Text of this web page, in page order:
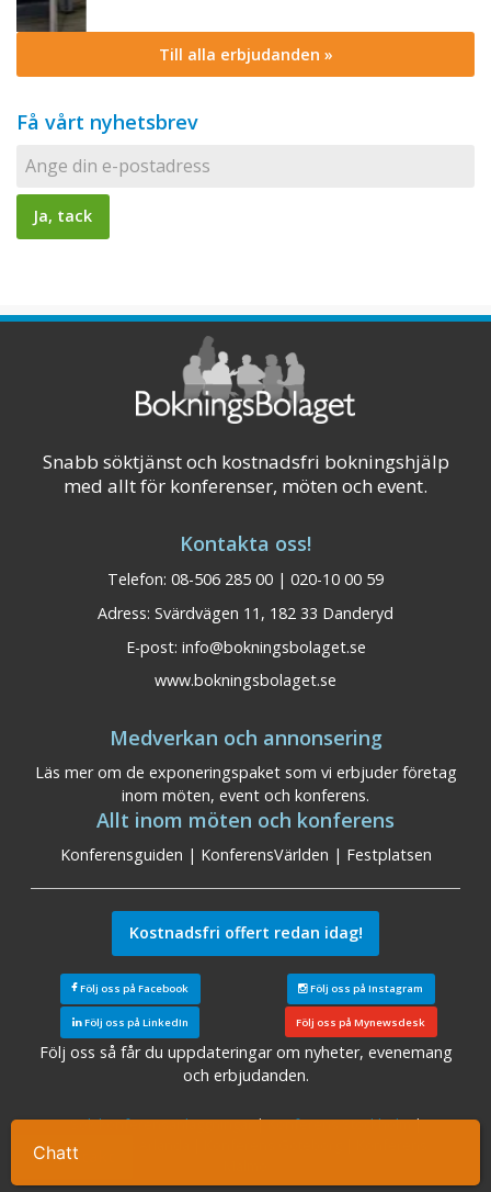
Ta kontakt
Till alla erbjudanden »
Få vårt nyhetsbrev
Snabb söktjänst och kostnadsfri bokningshjälp
med allt för konferenser, möten och event.
Kontakta oss!
Telefon: 08-506 285 00 | 020-10 00 59
Adress: Svärdvägen 11, 182 33 Danderyd
E-post: info@bokningsbolaget.se
www.bokningsbolaget.se
Medverkan och annonsering
Läs mer om de exponeringspaket som vi erbjuder företag
inom möten, event och konferens.
Allt inom möten och konferens
Konferensguiden | KonferensVärlden | Festplatsen
Kostnadsfri offert redan idag!
Följ oss på Facebook Följ oss på Instagram
Följ oss på LinkedIn Följ oss på Mynewsdesk
Följ oss så får du uppdateringar om nyheter, evenemang
och erbjudanden.
Sök konferensanläggningar|Konferens Stockholm|
Konferens Arlanda
Chatt